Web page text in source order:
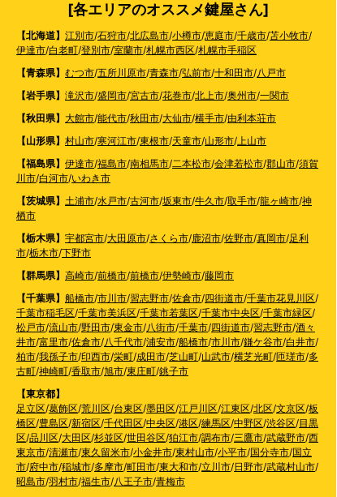
[各エリアのオススメ鍵屋さん]
【北海道】 江別市/石狩市/北広島市/小樽市/恵庭市/千歳市/苫小牧市/
伊達市/白老町/登別市/室蘭市/札幌市西区/札幌市手稲区
【青森県】 むつ市/五所川原市/青森市/弘前市/十和田市/八戸市
【岩手県】 滝沢市/盛岡市/宮古市/花巻市/北上市/奥州市/一関市
【秋田県】 大館市/能代市/秋田市/大仙市/横手市/由利本荘市
【山形県】 村山市/寒河江市/東根市/天童市/山形市/上山市
【福島県】 伊達市/福島市/南相馬市/二本松市/会津若松市/郡山市/須賀
川市/白河市/いわき市
【茨城県】 土浦市/水戸市/古河市/坂東市/牛久市/取手市/龍ヶ崎市/神
栖市
【栃木県】 宇都宮市/大田原市/さくら市/鹿沼市/佐野市/真岡市/足利
市/栃木市/下野市
【群馬県】 高崎市/前橋市/前橋市/伊勢崎市/藤岡市
【千葉県】 船橋市/市川市/習志野市/佐倉市/四街道市/千葉市花見川区/
千葉市稲毛区/千葉市美浜区/千葉市若葉区/千葉市中央区/千葉市緑区/
松戸市/流山市/野田市/東金市/八街市/千葉市/四街道市/習志野市/酒々
井市/富里市/佐倉市/八千代市/浦安市/船橋市/市川市/鎌ケ谷市/白井市/
柏市/我孫子市/印西市/栄町/成田市/芝山町/山武市/横芝光町/匝瑳市/多
古町/神崎町/香取市/旭市/東庄町/銚子市
【東京都】
足立区/葛飾区/荒川区/台東区/墨田区/江戸川区/江東区/北区/文京区/板
橋区/豊島区/新宿区/千代田区/中央区/港区/練馬区/中野区/渋谷区/目黒
区/品川区/大田区/杉並区/世田谷区/狛江市/調布市/三鷹市/武蔵野市/西
東京市/清瀬市/東久留米市/小金井市/東村山市/小平市/国分寺市/国立
市/府中市/稲城市/多摩市/町田市/東大和市/立川市/日野市/武蔵村山市/
昭島市/羽村市/福生市/八王子市/青梅市